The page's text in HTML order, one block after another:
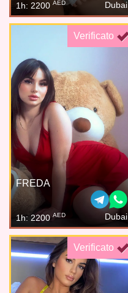
1h: 2200 AED Dubai
Verificato
FREDA
1h: 2200AED Dubai
Verificato